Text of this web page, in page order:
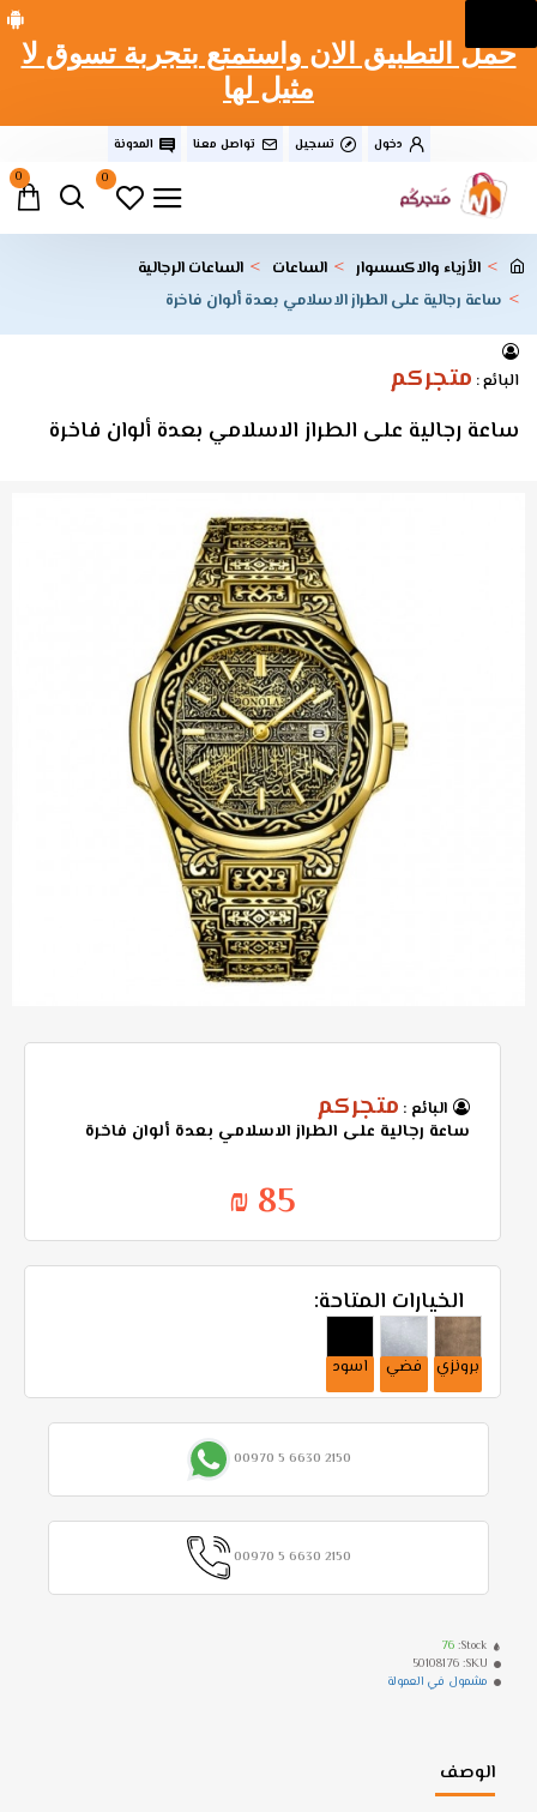
حمل التطبيق الان واستمتع بتجربة تسوق لا
مثيل لها
دخول تسجيل تواصل معنا
المدونة
0
0
الأزياء والاكسسوار الساعات
الساعات الرجالية
ساعة رجالية على الطراز الاسلامي بعدة ألوان فاخرة
البائع : متجركم
ساعة رجالية على الطراز الاسلامي بعدة ألوان فاخرة
البائع : متجركم
ساعة رجالية على الطراز الاسلامي بعدة ألوان فاخرة
85 ₪
Stock:
76
SKU:
50108176
مشمول في العمولة
الخيارات المتاحة:
برونزي فضي اسود
00970 5 6630 2150
00970 5 6630 2150
الوصف